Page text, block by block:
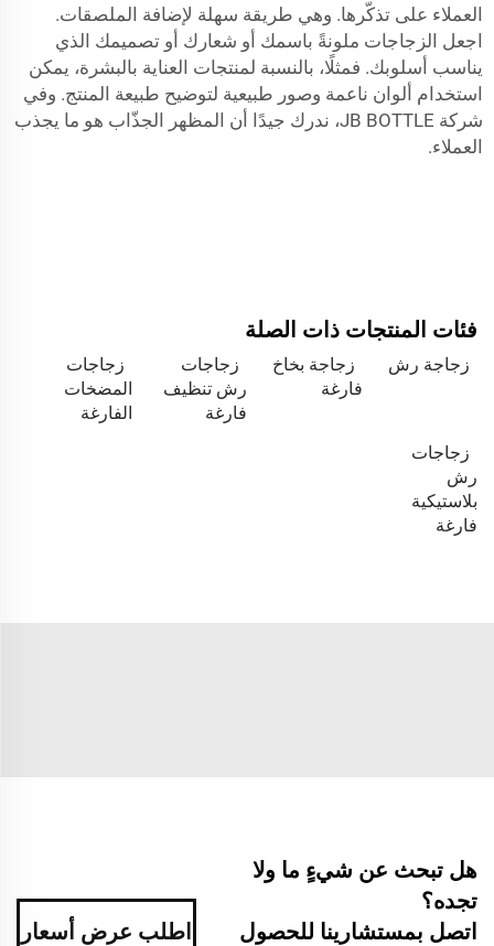
العملاء على تذكّرها. وهي طريقة سهلة لإضافة الملصقات.
اجعل الزجاجات ملونةً باسمك أو شعارك أو تصميمك الذي
يناسب أسلوبك. فمثلًا، بالنسبة لمنتجات العناية بالبشرة، يمكن
استخدام ألوان ناعمة وصور طبيعية لتوضيح طبيعة المنتج. وفي
شركة JB BOTTLE، ندرك جيدًا أن المظهر الجذّاب هو ما يجذب
العملاء.
فئات المنتجات ذات الصلة
زجاجة رش
زجاجة بخاخ
فارغة
زجاجات
رش تنظيف
فارغة
زجاجات
المضخات
الفارغة
زجاجات
رش
بلاستيكية
فارغة
هل تبحث عن شيءٍ ما ولا
تجده؟
اتصل بمستشارينا للحصول
اطلب عرض أسعار